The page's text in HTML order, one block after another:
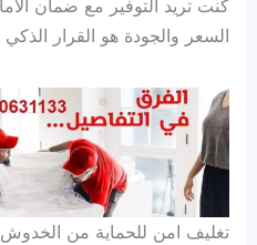
كنت تريد التوفير مع ضمان
السعر والجودة هو القرار الذكي
تغليف امن للحماية من الخدوش